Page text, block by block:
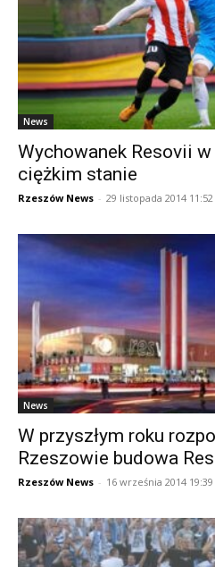
News
Wychowanek Resovii
ciężkim stanie
Rzeszów News - 29 listopada 2014 11:52
News
W przyszłym roku
Rzeszowie budowa
Rzeszów News - 16 września 2014 19:39